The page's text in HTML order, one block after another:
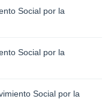
Social por la
Social por la
Social por la